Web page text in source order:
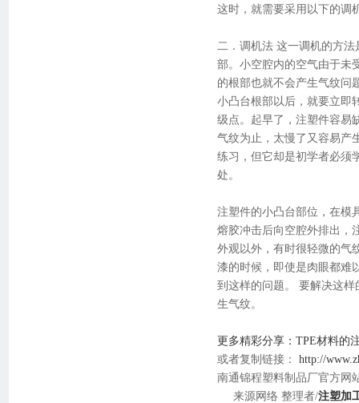
这时，就需要采用以下的调
二．调机法 这一调机的方
部。小空腔内的空气由于未
的根部也就不会产生气纹问
小凸台根部以后，就要立即
级点。起早了，注塑件容易
气纹为止，太慢了又容易产
练习，但它却是初学者必须
处。
注塑件的小凸台部位，在模
熔胶冲击后向空腔外排出，
外观以外，有时很轻微的气
漆的时候，即使是肉眼都难
到这样的问题。 要解决这
生气纹。
更多精彩分享：TPE材料的
或者复制链接： http://
南通锦程塑料制品厂官方网
来源网络 整理者/注塑加